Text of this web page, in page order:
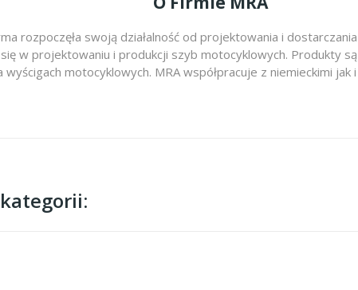
rozpoczęła swoją działalność od projektowania i
w projektowaniu i produkcji szyb motocyklowych. Produkty
motocyklowych. MRA współpracuje z niemieckimi